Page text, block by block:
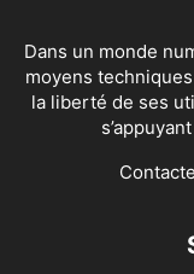
Dans un monde
moyens
la liberté de ses